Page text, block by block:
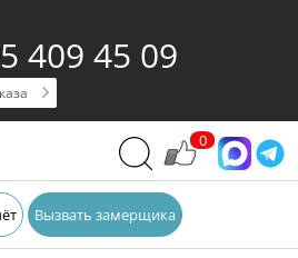
409 45 09
0
Вызвать замерщика